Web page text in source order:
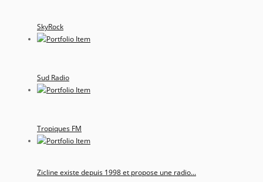
SkyRock
Sud Radio
Tropiques FM
Zicline existe depuis 1998 et propose une radio...